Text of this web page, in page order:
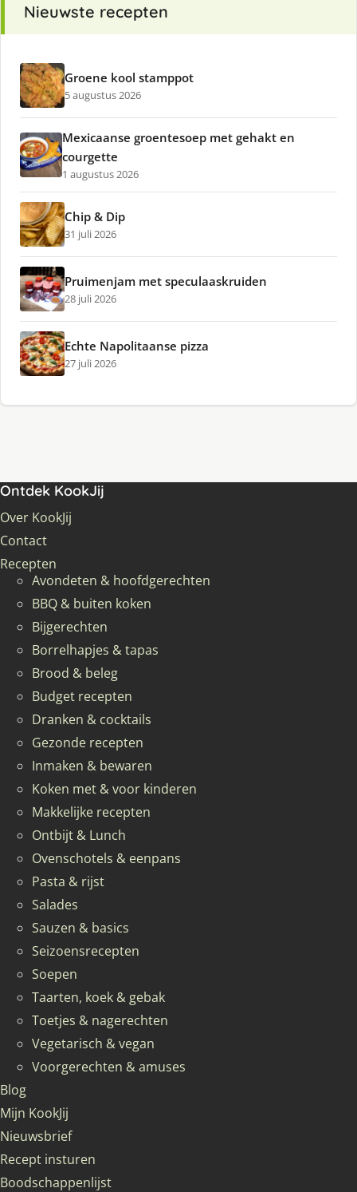
Nieuwste recepten
Groene kool stamppot
5 augustus 2026
Mexicaanse groentesoep met gehakt en
courgette
1 augustus 2026
Chip & Dip
31 juli 2026
Pruimenjam met speculaaskruiden
28 juli 2026
Echte Napolitaanse pizza
27 juli 2026
Ontdek KookJij
Over KookJij
Contact
Recepten
Avondeten & hoofdgerechten
BBQ & buiten koken
Bijgerechten
Borrelhapjes & tapas
Brood & beleg
Budget recepten
Dranken & cocktails
Gezonde recepten
Inmaken & bewaren
Koken met & voor kinderen
Makkelijke recepten
Ontbijt & Lunch
Ovenschotels & eenpans
Pasta & rijst
Salades
Sauzen & basics
Seizoensrecepten
Soepen
Taarten, koek & gebak
Toetjes & nagerechten
Vegetarisch & vegan
Voorgerechten & amuses
Blog
Mijn KookJij
Nieuwsbrief
Recept insturen
Boodschappenlijst